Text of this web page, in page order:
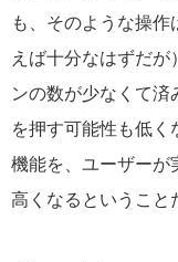
も、そのような操
えば十分なはずだが
ンの数が少なくて
を押す可能性も低
機能を、ユーザーが
高くなるということ